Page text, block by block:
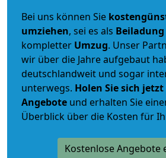
Bei uns können Sie
umziehen, sei es als Beiladung
kompletter Umzug. Unser
wir über die Jahre aufgebaut
deutschlandweit und sogar
unterwegs. Holen Sie sich
Angebote und erhalten Sie
Überblick über die Kosten für
Kostenlose Angebote